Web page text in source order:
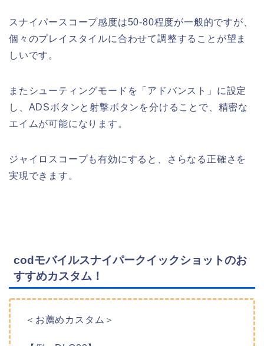
スナイパースコープ感度は50-80程度が一般的ですが、
個々のプレイスタイルに合わせて調整することが望ま
しいです。
またシューティングモードを「アドバンスト」に設定
し、ADSボタンと射撃ボタンを分けることで、精密な
エイムが可能になります。
ジャイロスコープも有効にすると、さらなる正確さを
実現できます。
codモバイルスナイパークイックショットのお
すすめカスタム！
＜お薦めカスタム＞